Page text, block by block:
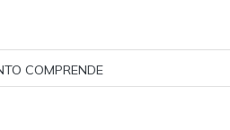
COMPRENDE